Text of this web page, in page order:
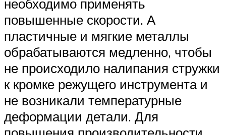
необходимо применять
повышенные скорости. А
пластичные и мягкие металлы
обрабатываются медленно, чтобы
не происходило налипания стружки
к кромке режущего инструмента и
не возникали температурные
деформации детали. Для